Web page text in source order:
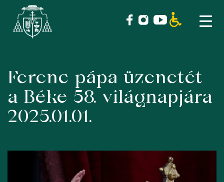
Skip
content
Ferenc pápa üzenetét
a Béke 58. világnapjára
2025.01.01.